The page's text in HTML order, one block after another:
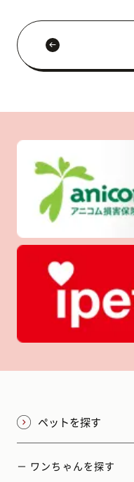
ペットを探す
－ ワンちゃんを探す